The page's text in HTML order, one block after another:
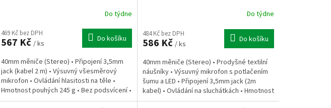
Do týdne
469 Kč bez DPH
567 Kč / ks Do košíku
40mm měniče (Stereo) • Připojení 3,5mm
jack (kabel 2 m) • Výsuvný všesměrový
mikrofon • Ovládání hlasitosti na těle •
Hmotnost pouhých 245 g • Bez podsvícení •
Balení: kabel,...
Do týdne
484 Kč bez DPH
586 Kč / ks Do košíku
40mm měniče (Stereo) • Prodyšné textilní
náušníky • Výsuvný mikrofon s potlačením
šumu a LED • Připojení 3,5mm jack (2m
kabel) • Ovládání na sluchátkách • Hmotnost
245 g •...